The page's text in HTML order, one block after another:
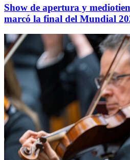
Show de apertura y
marcó la final del Mundial